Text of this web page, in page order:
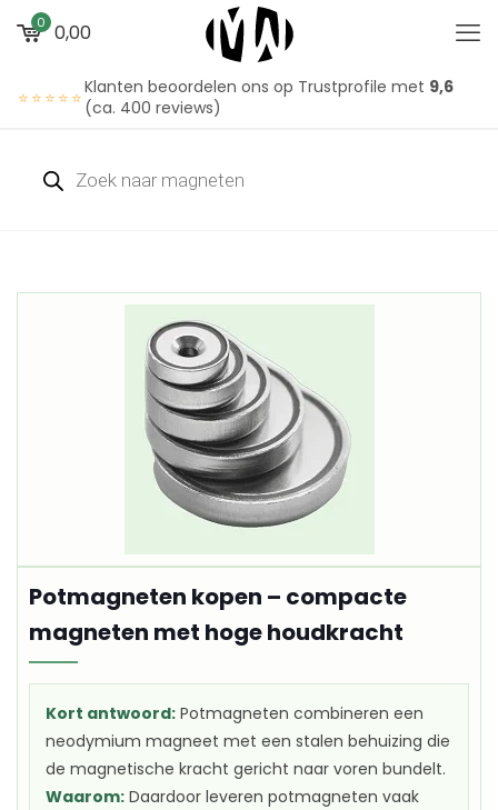
0 0,00
⭐⭐⭐⭐⭐Klanten beoordelen ons op Trustprofile met 9,6
(ca. 400 reviews)
Potmagneten kopen – compacte
magneten met hoge houdkracht
Kort antwoord: Potmagneten combineren een
neodymium magneet met een stalen behuizing die
de magnetische kracht gericht naar voren bundelt.
Waarom: Daardoor leveren potmagneten vaak